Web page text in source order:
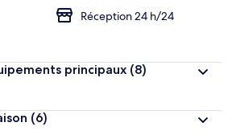
Réception 24 h/24
principaux (8)
(6)